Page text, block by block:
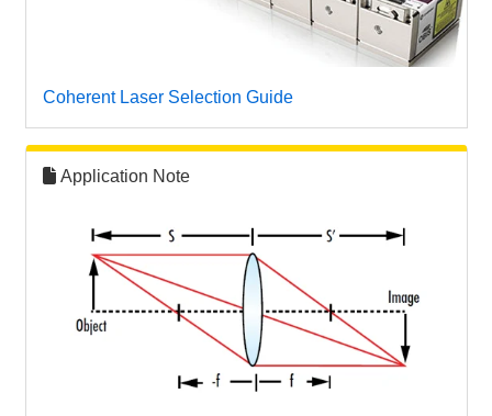
Coherent Laser Selection Guide
Application Note